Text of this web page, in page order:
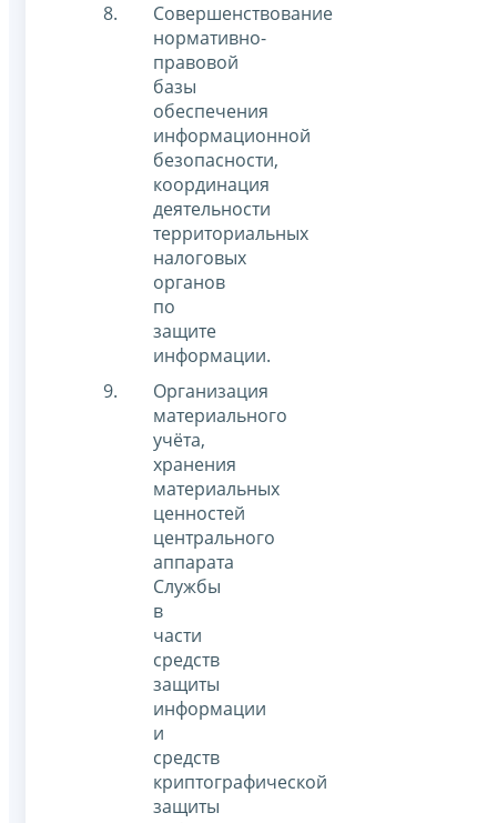
Совершенствование
нормативно-
правовой
базы
обеспечения
информационной
безопасности,
координация
деятельности
территориальных
налоговых
органов
по
защите
информации.
Организация
материального
учёта,
хранения
материальных
ценностей
центрального
аппарата
Службы
в
части
средств
защиты
информации
и
средств
криптографической
защиты